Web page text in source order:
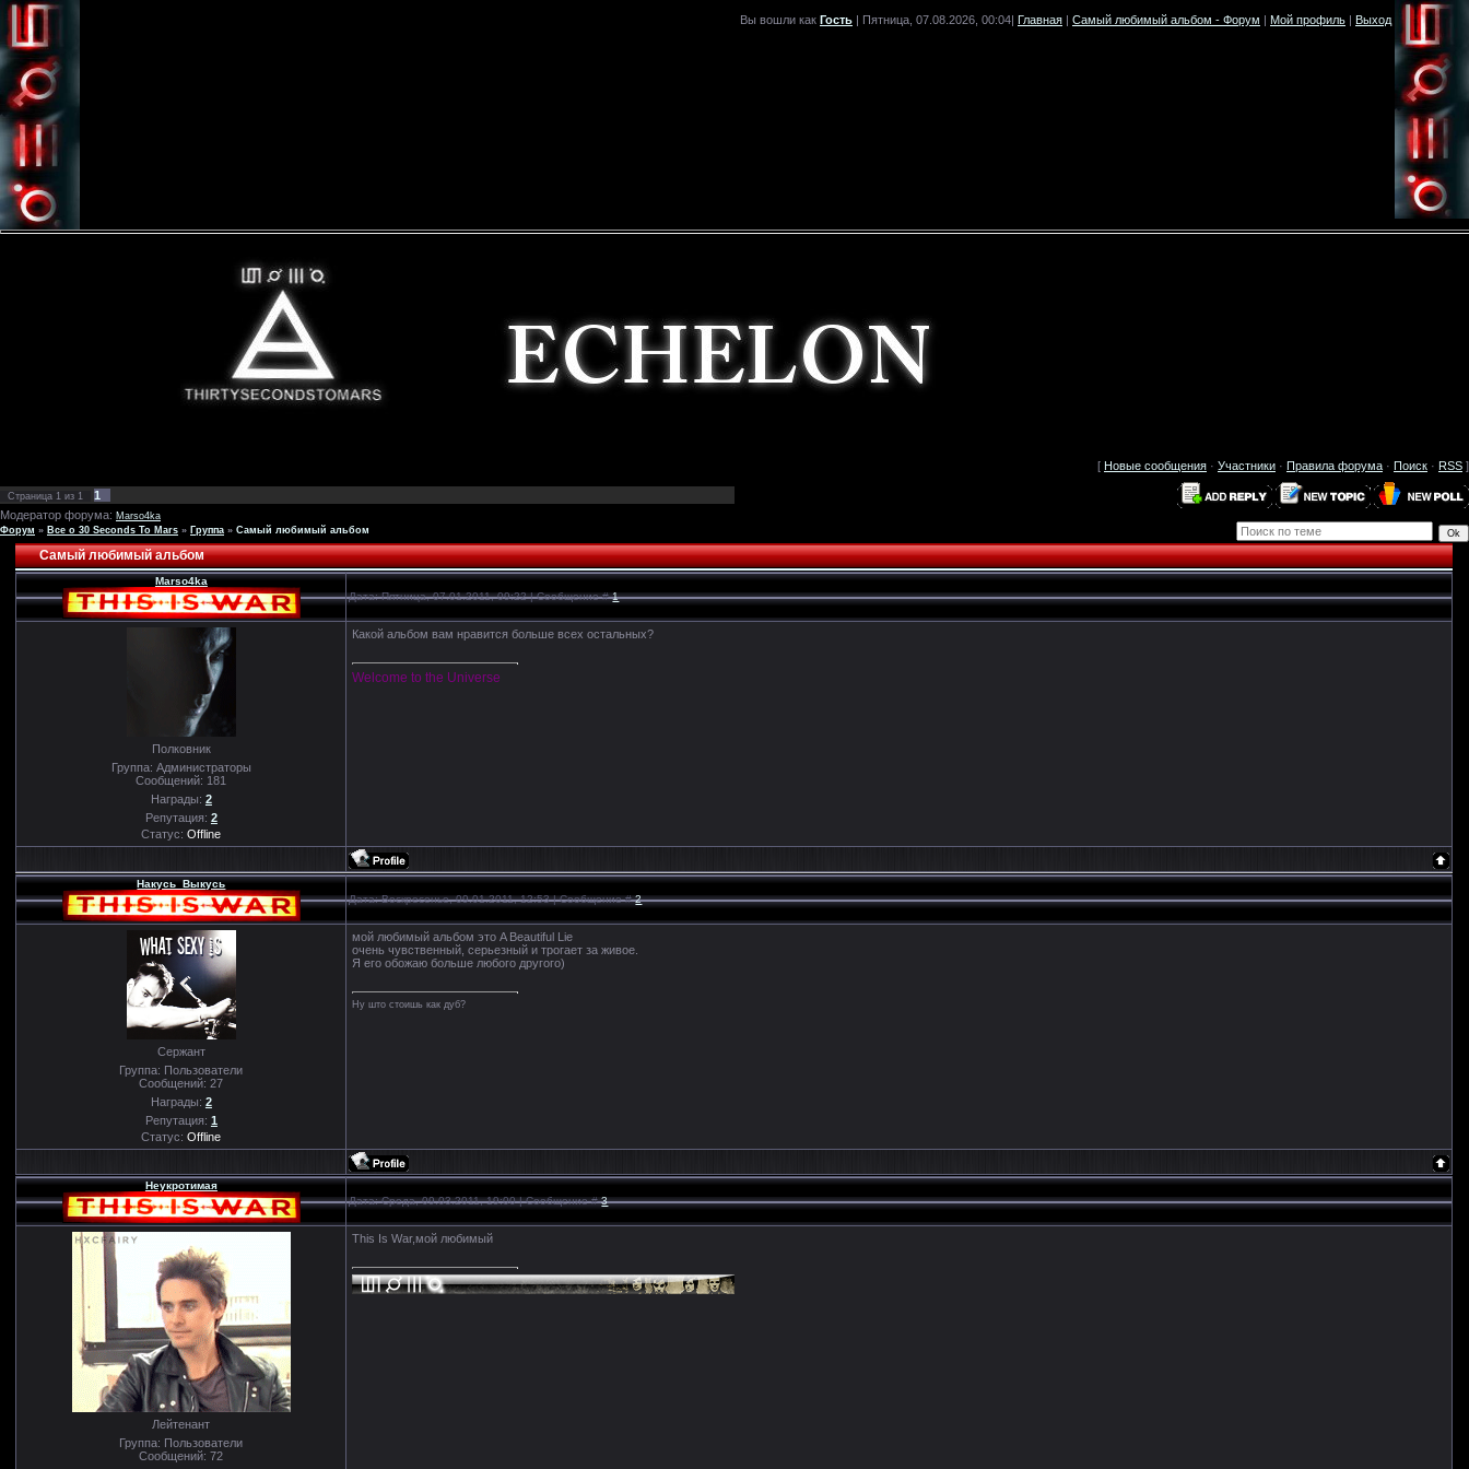
Вы вошли как Гость | Пятница, 07.08.2026, 00:04| Главная | Самый любимый альбом - Форум | Мой профиль | Выход
[ Новые сообщения · Участники · Правила форума · Поиск · RSS ]
Страница 1 из 1
1
Модератор форума: Marso4ka
Форум » Все о 30 Seconds To Mars » Группа » Самый любимый альбом
Самый любимый альбом
Marso4ka
Дата: Пятница, 07.01.2011, 09:22 | Сообщение #1
Полковник
Группа: Администраторы
Сообщений: 181
Награды: 2
Репутация: 2
Статус:Offline
Какой альбом вам нравится больше всех остальных?
Welcome to the Universe
Накусь_Выкусь
Дата: Воскресенье, 09.01.2011, 12:53 | Сообщение #2
Сержант
Группа: Пользователи
Сообщений:27
Награды: 2
Репутация: 1
Статус:Offline
мой любимый альбом это A Beautiful Lie
очень чувственный, серьезный и трогает за живое.
Я его обожаю больше любого другого)
Ну што стоишь как дуб?
Неукротимая
Дата: Среда, 09.03.2011, 19:00 | Сообщение #3
Лейтенант
Группа: Пользователи
Сообщений:72
This Is War,мой любимый